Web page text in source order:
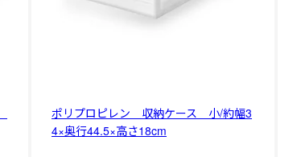
ポリプロピレン 収納ケース 小/約幅3
4×奥行44.5×高さ18cm